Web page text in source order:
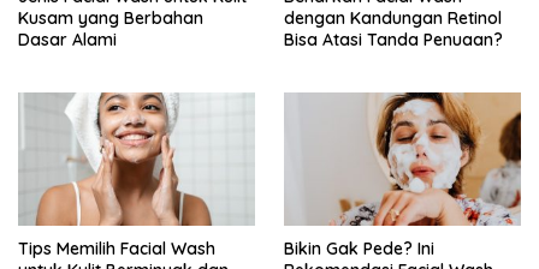
Kusam yang Berbahan
Dasar Alami
dengan Kandungan Retinol
Bisa Atasi Tanda Penuaan?
Tips Memilih Facial Wash
Bikin Gak Pede? Ini